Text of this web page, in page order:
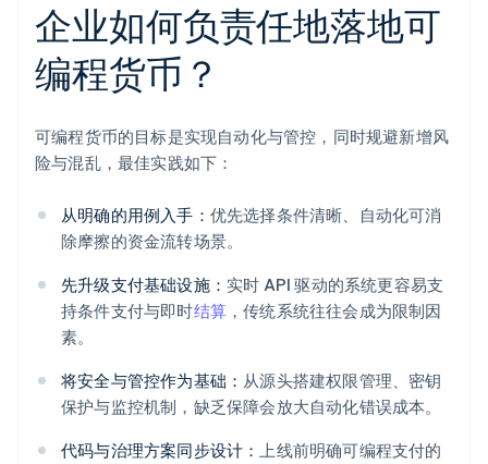
企业如何负责任地落地可
编程货币？
可编程货币的目标是实现自动化与管控，同时规避新增风
险与混乱，最佳实践如下：
从明确的用例入手： 优先选择条件清晰、自动化可消
除摩擦的资金流转场景。
先升级支付基础设施： 实时 API 驱动的系统更容易支
持条件支付与即时结算 ，传统系统往往会成为限制因
素。
将安全与管控作为基础： 从源头搭建权限管理、密钥
保护与监控机制，缺乏保障会放大自动化错误成本。
代码与治理方案同步设计：上线前明确可编程支付的